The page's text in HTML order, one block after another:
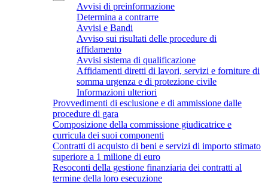
Avvisi di preinformazione
Determina a contrarre
Avvisi e Bandi
Avviso sui risultati delle procedure di
affidamento
Avvisi sistema di qualificazione
Affidamenti diretti di lavori, servizi e forniture di
somma urgenza e di protezione civile
Informazioni ulteriori
Provvedimenti di esclusione e di ammissione dalle
procedure di gara
Composizione della commissione giudicatrice e
curricula dei suoi componenti
Contratti di acquisto di beni e servizi di importo stimato
superiore a 1 milione di euro
Resoconti della gestione finanziaria dei contratti al
termine della loro esecuzione